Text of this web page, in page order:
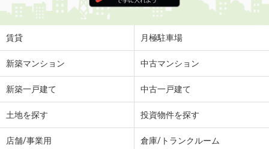
賃貸 月極駐車場
新築マンション 中古マンション
新築一戸建て 中古一戸建て
土地を探す 投資物件を探す
店舗/事業用 倉庫/トランクルーム